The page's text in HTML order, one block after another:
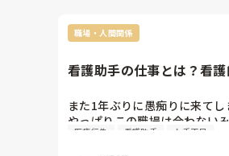
が、一つの箱の中に全部バラ
利用者の名前の一致ができて
そのため、次の夜勤からもお
職場・人間関係
看護助手の仕事とは？看
また1年ぶりに愚痴りに来て
やっぱりこの職場は合わない
医療行為 看護助手 人手不足